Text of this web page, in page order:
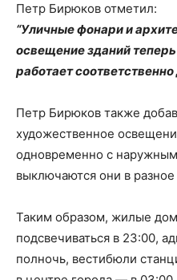
Петр Бирюков отметил:
“Уличные фонари и
освещение зданий
работает соответственно
Петр Бирюков также
художественное
одновременно с
выключаются они в
Таким образом, жилые
подсвечиваться в 23:00,
полночь, вестибюли